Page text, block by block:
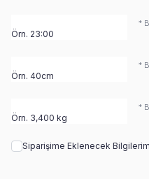
*
*
*
Siparişime Eklenecek